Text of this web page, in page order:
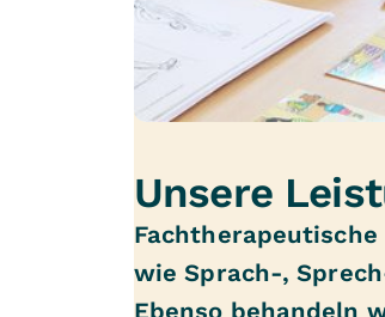
Unsere
wie Sprach-,
Ebenso behandeln